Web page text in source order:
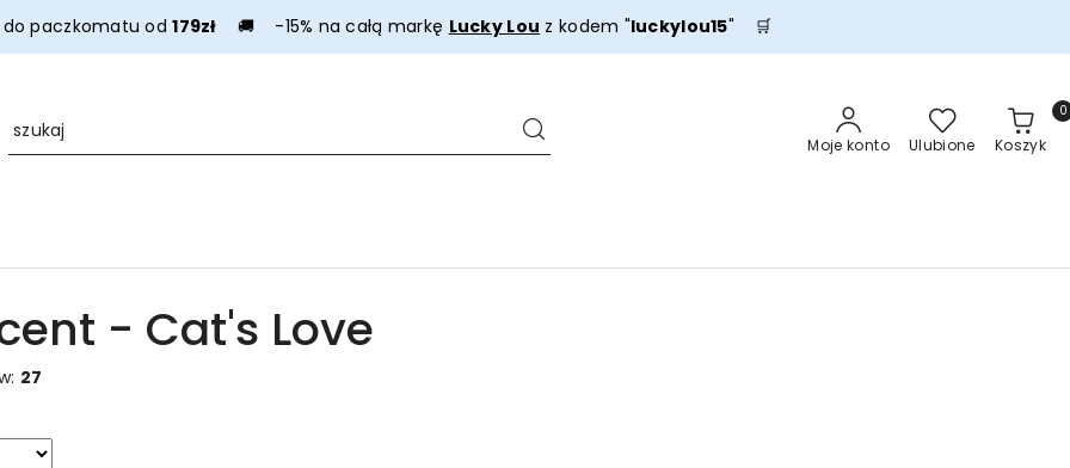
do paczkomatu od179zł 🚚 -15% na całą markę Lucky Lou z kodem "luckylou15" 🛒
Moje konto Ulubione Koszyk
0
- Cat's Love
27